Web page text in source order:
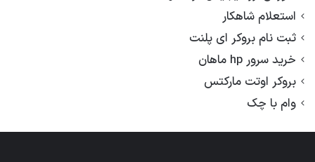
استعلام شاهکار
ثبت نام بروکر ای پلنت
خرید سرور hp ماهان
بروکر اوتت مارکتس
وام با چک